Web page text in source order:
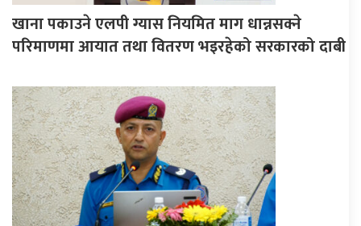
खाना पकाउने एलपी ग्यास नियमित माग धान्नसक्ने
परिमाणमा आयात तथा वितरण भइरहेको सरकारको दाबी